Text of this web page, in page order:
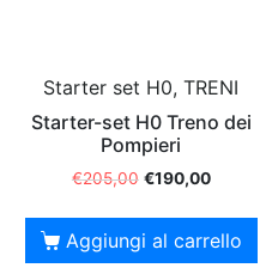
Starter set H0, TRENI
Starter-set H0 Treno dei
Pompieri
€205,00 €190,00
Aggiungi al carrello